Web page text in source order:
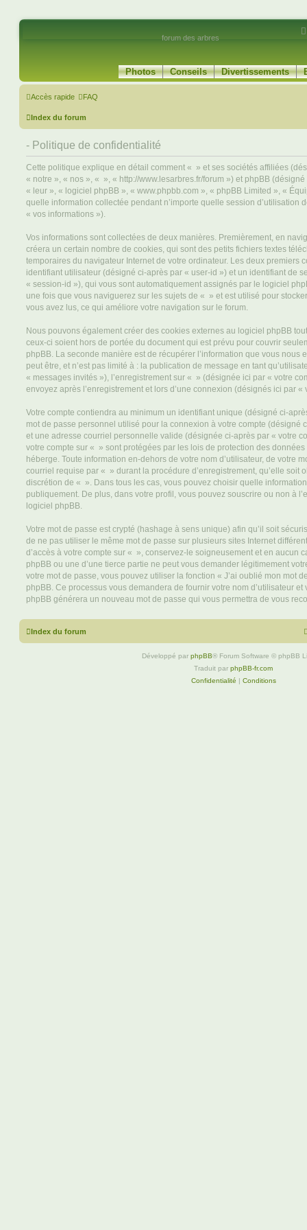
forum des arbres
Photos Conseils Divertissements
Accès rapide FAQ
Index du forum
- Politique de confidentialité
Cette politique explique en détail comment « » et ses sociétés affiliées
« notre », « nos », « », « http://www.lesarbres.fr/forum ») et phpBB
« leur », « logiciel phpBB », « www.phpbb.com », « phpBB Limited », «
quelle information collectée pendant n’importe quelle session d’utilisation
« vos informations »).
Vos informations sont collectées de deux manières. Premièrement, en
créera un certain nombre de cookies, qui sont des petits fichiers textes
temporaires du navigateur Internet de votre ordinateur. Les deux premiers
identifiant utilisateur (désigné ci-après par « user-id ») et un identifiant de
« session-id »), qui vous sont automatiquement assignés par le logiciel
une fois que vous naviguerez sur les sujets de « » et est utilisé pour
vous avez lus, ce qui améliore votre navigation sur le forum.
Nous pouvons également créer des cookies externes au logiciel phpBB
ceux-ci soient hors de portée du document qui est prévu pour couvrir
phpBB. La seconde manière est de récupérer l’information que vous nous
peut être, et n’est pas limité à : la publication de message en tant
« messages invités »), l’enregistrement sur « » (désignée ici par « votre
envoyez après l’enregistrement et lors d’une connexion (désignés ici par «
Votre compte contiendra au minimum un identifiant unique (désigné ci-
mot de passe personnel utilisé pour la connexion à votre compte (désigné
et une adresse courriel personnelle valide (désignée ci-après par « votre
votre compte sur « » sont protégées par les lois de protection des
héberge. Toute information en-dehors de votre nom d’utilisateur, de votre
courriel requise par « » durant la procédure d’enregistrement, qu’elle soit
discrétion de « ». Dans tous les cas, vous pouvez choisir quelle
publiquement. De plus, dans votre profil, vous pouvez souscrire ou non à
logiciel phpBB.
Votre mot de passe est crypté (hashage à sens unique) afin qu’il soit
de ne pas utiliser le même mot de passe sur plusieurs sites Internet
d’accès à votre compte sur « », conservez-le soigneusement et en aucun
phpBB ou une d’une tierce partie ne peut vous demander légitimement
votre mot de passe, vous pouvez utiliser la fonction « J’ai oublié mon mot
phpBB. Ce processus vous demandera de fournir votre nom d’utilisateur
phpBB générera un nouveau mot de passe qui vous permettra de vous
Index du forum
Développé par phpBB® Forum Software © phpBB
Traduit par phpBB-fr.com
Confidentialité | Conditions